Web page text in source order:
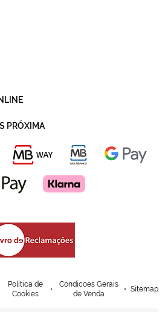
PRÓXIMA
Política de
Cookies
Condicoes Gerais
de Venda
Sitemap